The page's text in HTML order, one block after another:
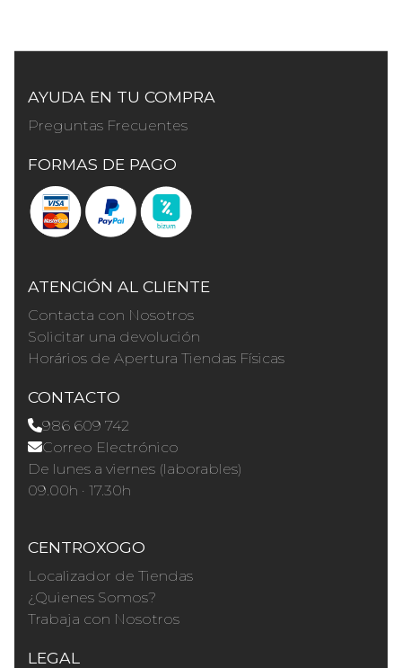
AYUDA EN TU COMPRA
Preguntas Frecuentes
FORMAS DE PAGO
ATENCIÓN AL CLIENTE
Contacta con Nosotros
Solicitar una devolución
Horários de Apertura Tiendas Físicas
CONTACTO
986 609 742
Correo Electrónico
De lunes a viernes (laborables)
09.00h · 17.30h
CENTROXOGO
Localizador de Tiendas
¿Quienes Somos?
Trabaja con Nosotros
LEGAL